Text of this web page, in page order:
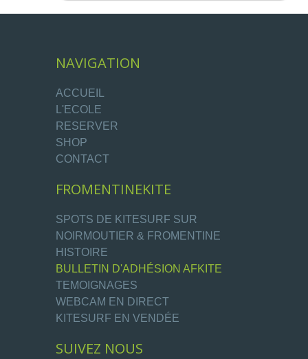
NAVIGATION
ACCUEIL
L'ECOLE
RESERVER
SHOP
CONTACT
FROMENTINEKITE
SPOTS DE KITESURF SUR
NOIRMOUTIER & FROMENTINE
HISTOIRE
BULLETIN D'ADHÉSION AFKITE
TEMOIGNAGES
WEBCAM EN DIRECT
KITESURF EN VENDÉE
SUIVEZ NOUS